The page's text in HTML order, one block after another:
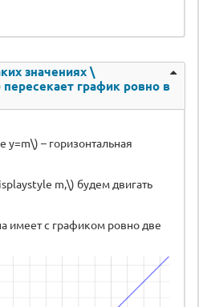
значениях \
график ровно в
– горизонтальная
m,\) будем двигать
имеет с графиком ровно две